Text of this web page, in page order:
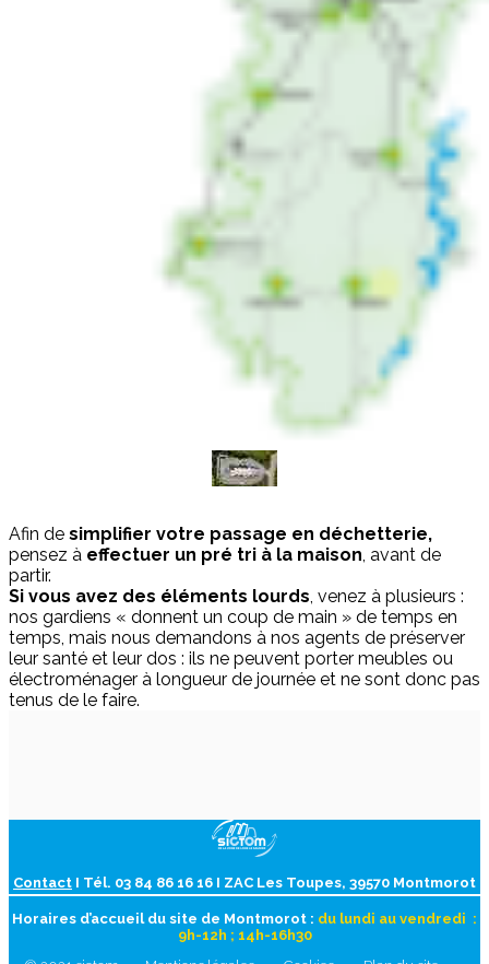
Afin de simplifier votre passage en déchetterie,
pensez à effectuer un pré tri à la maison , avant de
partir.
Si vous avez des éléments lourds , venez à plusieurs :
nos gardiens « donnent un coup de main » de temps en
temps, mais nous demandons à nos agents de préserver
leur santé et leur dos : ils ne peuvent porter meubles ou
électroménager à longueur de journée et ne sont donc pas
tenus de le faire.
Contact I Tél. 03 84 86 16 16 I ZAC Les Toupes, 39570 Montmorot
Horaires d’accueil du site de Montmorot : du lundi au vendredi :
9h-12h ; 14h-16h30